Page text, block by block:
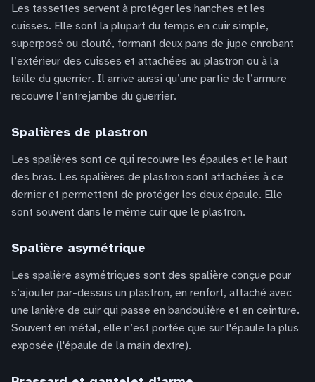
Les tassettes servent à protéger les hanches et les
cuisses. Elle sont la plupart du temps en cuir simple,
superposé ou clouté, formant deux pans de jupe enrobant
l’extérieur des cuisses et attachées au plastron ou à la
taille du guerrier. Il arrive aussi qu’une partie de l’armure
recouvre l’entrejambe du guerrier.
Spalières de plastron
Les spalières sont ce qui recouvre les épaules et le haut
des bras. Les spalières de plastron sont attachées à ce
dernier et permettent de protéger les deux épaule. Elle
sont souvent dans le même cuir que le plastron.
Spalière asymétrique
Les spalière asymétriques sont des spalière conçue pour
s’ajouter par-dessus un plastron, en renfort, attaché avec
une lanière de cuir qui passe en bandoulière et en ceinture.
Souvent en métal, elle n’est portée que sur l'épaule la plus
exposée (l'épaule de la main dextre).